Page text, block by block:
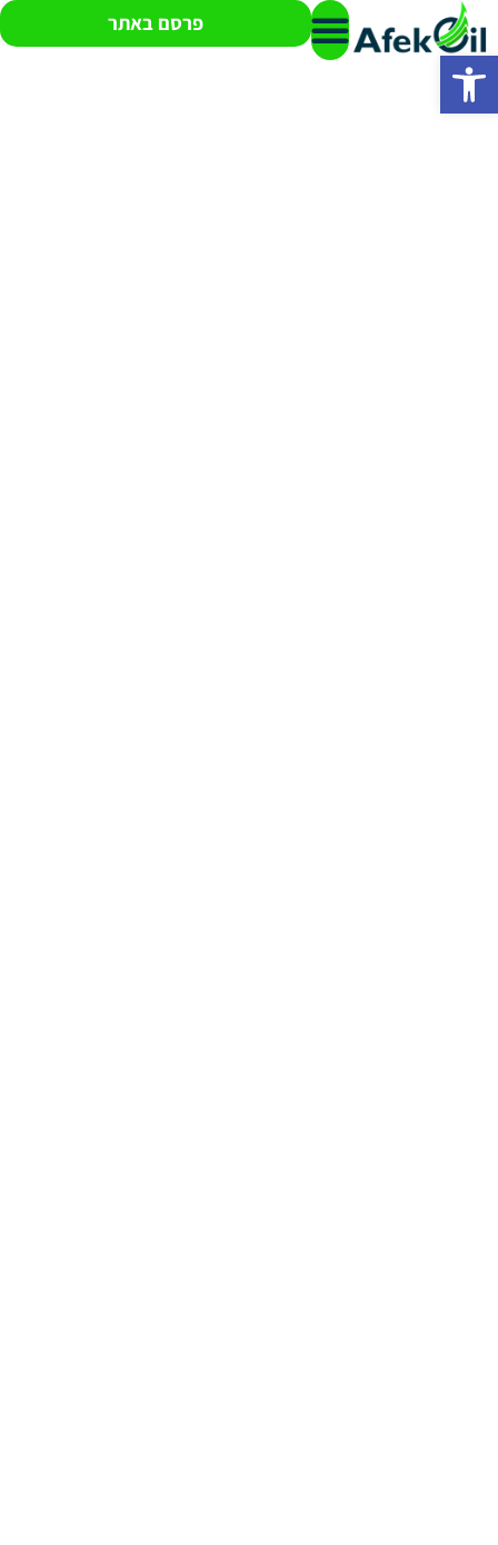
פתח סרגל נגישות
פרסם באתר